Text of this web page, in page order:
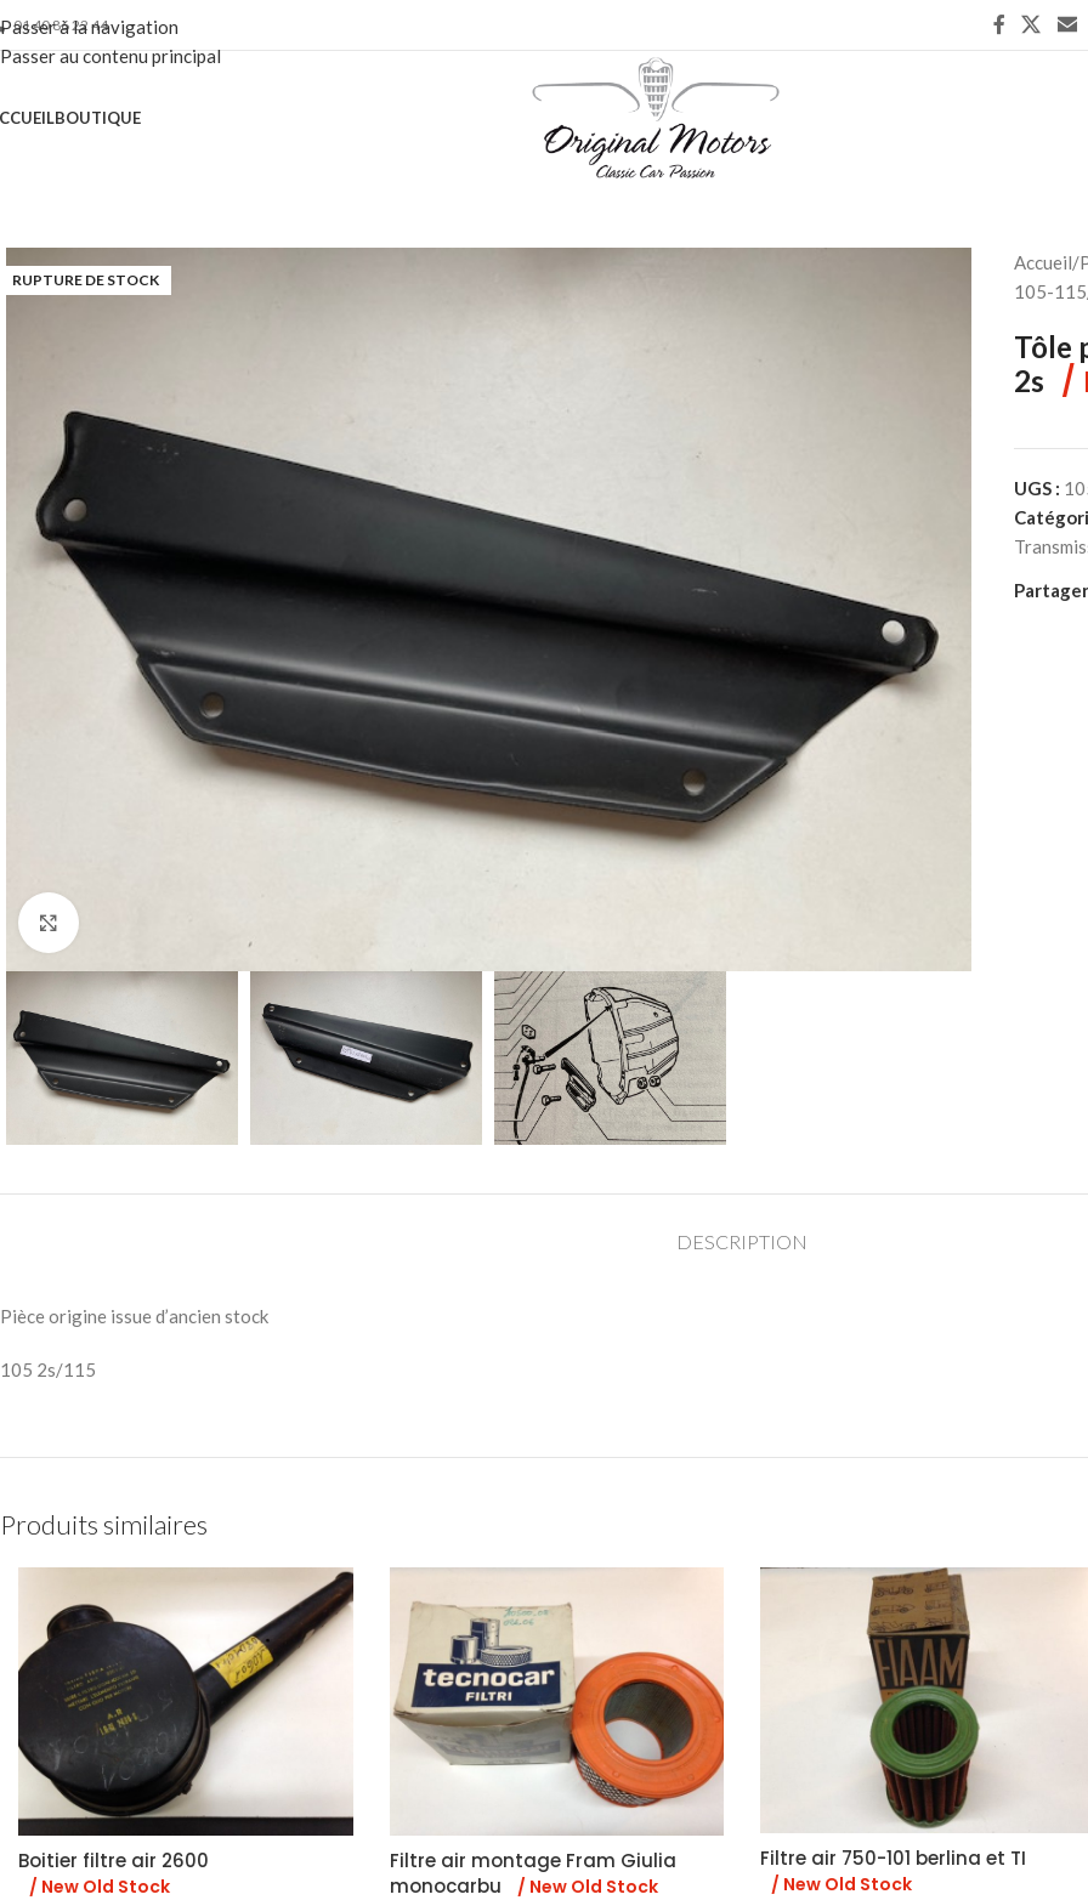
Passer à la navigation
Passer au contenu principal
01 40 86 22 44
BOUTIQUE
RUPTURE DE STOCK
Accueil/
105-115
Tôle
2s /
UGS :
DESCRIPTION
Pièce origine issue d’ancien stock
105 2s/115
Produits similaires
Boitier filtre air 2600
/ New Old Stock
Filtre air montage Fram Giulia
monocarbu
/ New Old Stock
Filtre air 750-101 berlina et TI
/ New Old Stock